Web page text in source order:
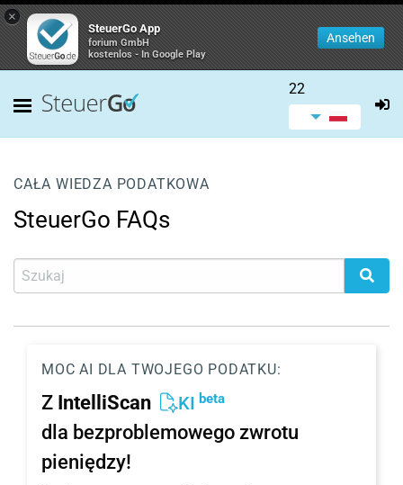
×
SteuerGo App
forium GmbH
kostenlos - In Google Play
Ansehen
22
CAŁA WIEDZA PODATKOWA
SteuerGo FAQs
MOC AI DLA TWOJEGO PODATKU:
Z IntelliScan KI beta
dla bezproblemowego zwrotu
pieniędzy!